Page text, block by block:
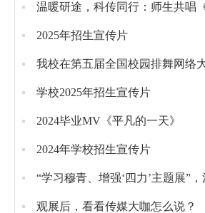
温暖研途，科传同行：师生共唱
2025年招生宣传片
我校在第五届全国校园排舞网络
学校2025年招生宣传片
2024毕业MV《平凡的一天》
2024年学校招生宣传片
“学习穆青、增强‘四力’主题展”
观展后，看看传媒大咖怎么说？